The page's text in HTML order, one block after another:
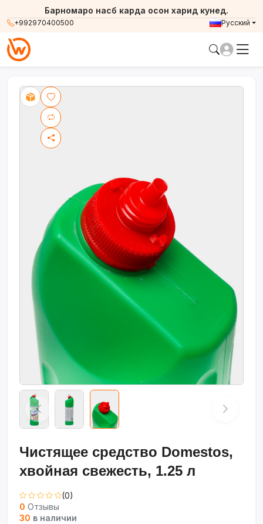
+992970400500
Барномаро насб карда осон харид кунед.
Русский
Чистящее средство Domestos,
хвойная свежесть, 1.25 л
(0)
0 Отзывы
30 в наличии